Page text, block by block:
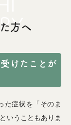
方へ
けたことが
た症状を「そのま
いうこともありま